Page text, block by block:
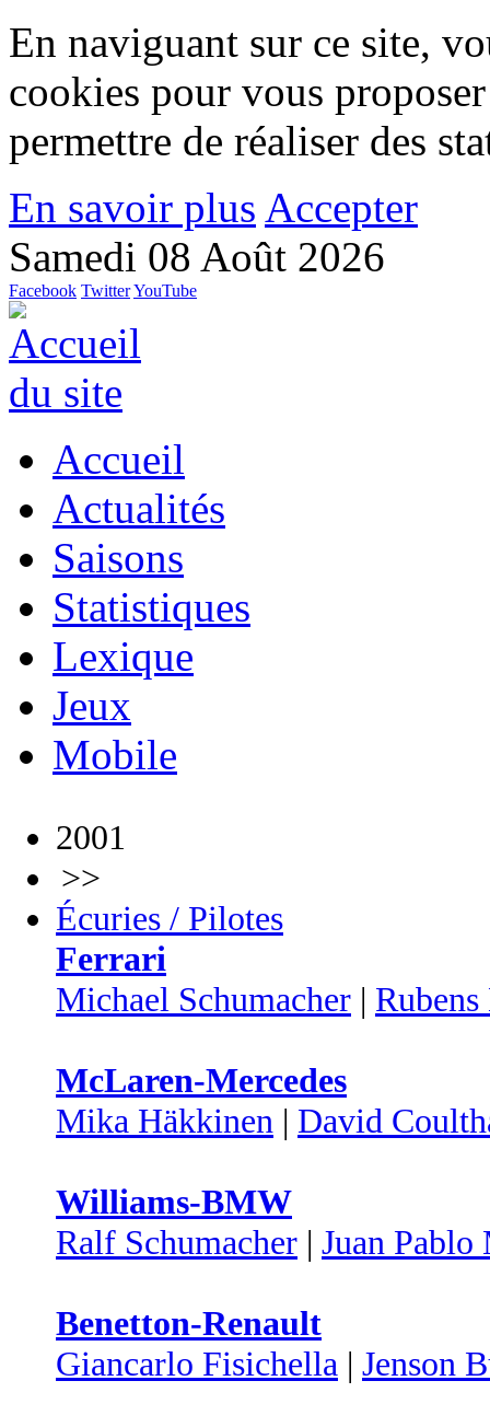
En naviguant sur ce site,
cookies pour vous
permettre de réaliser des
En savoir plus Accepter
Samedi 08 Août 2026
Facebook TwitterYouTube
Accueil
Actualités
Saisons
Statistiques
Lexique
Jeux
Mobile
2001
>>
Écuries / Pilotes
Ferrari
Michael Schumacher |
McLaren-Mercedes
Mika Häkkinen | David
Williams-BMW
Ralf Schumacher | Juan Pablo
Benetton-Renault
Giancarlo Fisichella | Jenson